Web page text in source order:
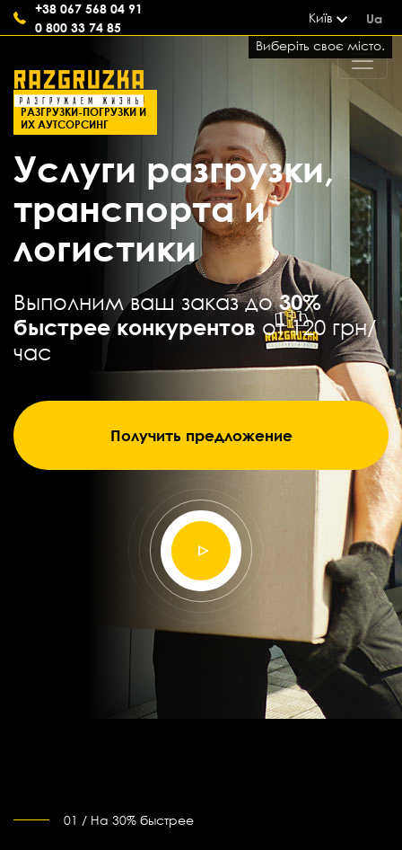
+38 067 568 04 91
0 800 33 74 85
Київ Ua
СОВРЕМЕННЫЕ УСЛУГИ
РАЗГРУЗКИ-ПОГРУЗКИ И
ИХ АУТСОРСИНГ
Услуги разгрузки,
транспорта и
логистики
Выполним ваш заказ до30%
быстрее конкурентов от 120 грн/
час
Получить предложение
01 / На 30% быстрее
Виберіть своє місто.